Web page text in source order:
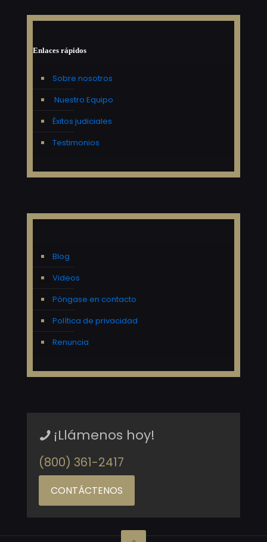
Enlaces rápidos
Sobre nosotros
Nuestro Equipo
Éxitos judiciales
Testimonios
Blog
Videos
Póngase en contacto
Política de privacidad
Renuncia
¡Llámenos hoy!
(800) 361-2417
CONTÁCTENOS